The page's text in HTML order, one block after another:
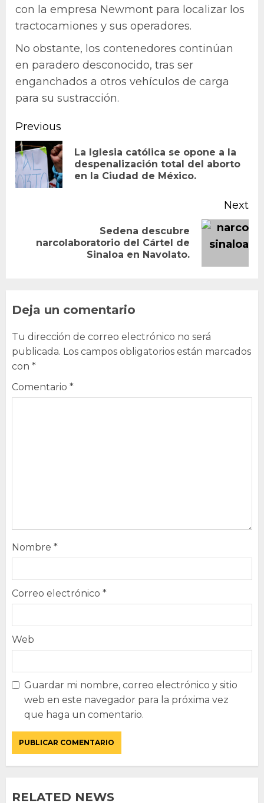
con la empresa Newmont para localizar los
tractocamiones y sus operadores.
No obstante, los contenedores continúan
en paradero desconocido, tras ser
enganchados a otros vehículos de carga
para su sustracción.
Continue
Reading
Previous
La Iglesia católica se opone a la
despenalización total del aborto
en la Ciudad de México.
Next
Next
Sedena descubre
narcolaboratorio del Cártel de
Sinaloa en Navolato.
Deja un comentario
Tu dirección de correo electrónico no será
publicada. Los campos obligatorios están marcados
con *
Comentario *
Nombre *
Correo electrónico *
Web
Guardar mi nombre, correo electrónico y sitio
web en este navegador para la próxima vez
que haga un comentario.
RELATED NEWS